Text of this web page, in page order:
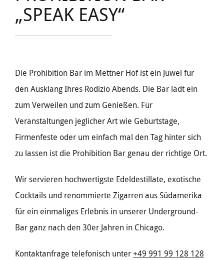
„SPEAK EASY“
Die Prohibition Bar im Mettner Hof ist ein Juwel für
den Ausklang Ihres Rodizio Abends. Die Bar lädt ein
zum Verweilen und zum Genießen. Für
Veranstaltungen jeglicher Art wie Geburtstage,
Firmenfeste oder um einfach mal den Tag hinter sich
zu lassen ist die Prohibition Bar genau der richtige Ort.
Wir servieren hochwertigste Edeldestillate, exotische
Cocktails und renommierte Zigarren aus Südamerika
für ein einmaliges Erlebnis in unserer Underground-
Bar ganz nach den 30er Jahren in Chicago.
Kontaktanfrage telefonisch unter+49 991 99 128 128